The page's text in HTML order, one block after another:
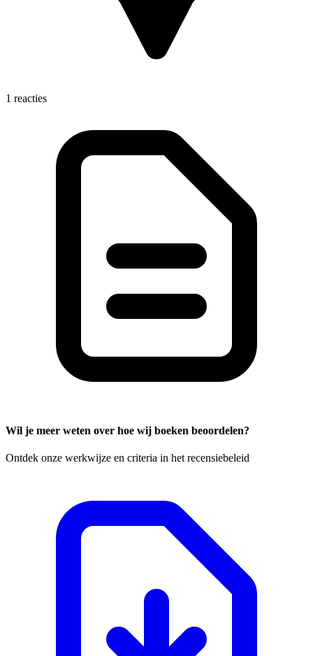
1 reacties
Wil je meer weten over hoe wij boeken beoordelen?
Ontdek onze werkwijze en criteria in het recensiebeleid